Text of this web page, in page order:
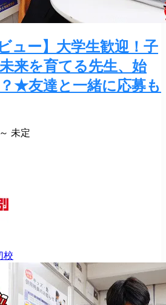
ュー】大学生歓迎！子
来を育てる先生、始
★友達と一緒に応募も
未定
校